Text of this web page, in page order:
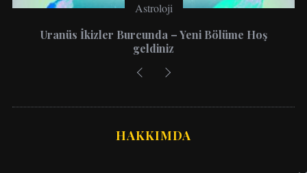
Astroloji
2026 Yıllık Burç Yorumları: 12 Burç İçin Aşk,
Kariyer ve Para Rehberi
HAKKIMDA